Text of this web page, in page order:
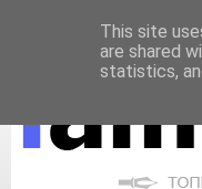
ΝΟΜΙΚΗ ΣΗΜΕΙΩΣΗ
This site
are shared
statistics,